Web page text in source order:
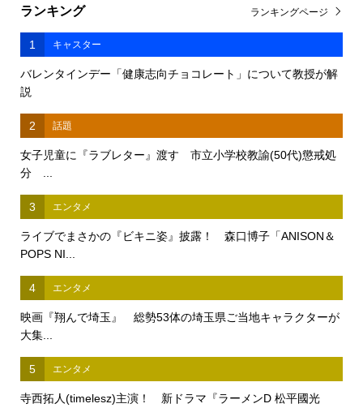
ランキング
1 キャスター
バレンタインデー「健康志向チョコレート」について教授が解
説
2 話題
女子児童に『ラブレター』渡す 市立小学校教諭(50代)懲戒処
分 ...
3 エンタメ
ライブでまさかの『ビキニ姿』披露！ 森口博子「ANISON＆
POPS NI...
4 エンタメ
映画『翔んで埼玉』 総勢53体の埼玉県ご当地キャラクターが
大集...
5 エンタメ
寺西拓人(timelesz)主演！ 新ドラマ『ラーメンD 松平國光
ランキングページ